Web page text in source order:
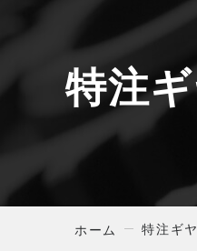
特注
ホーム 特注ギ